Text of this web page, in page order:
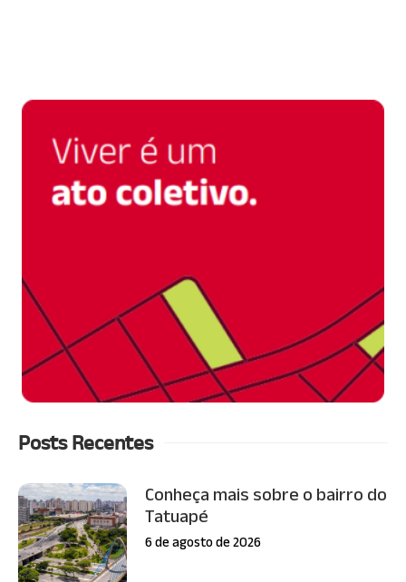
Posts Recentes
Conheça mais sobre o bairro do
Tatuapé
6 de agosto de 2026